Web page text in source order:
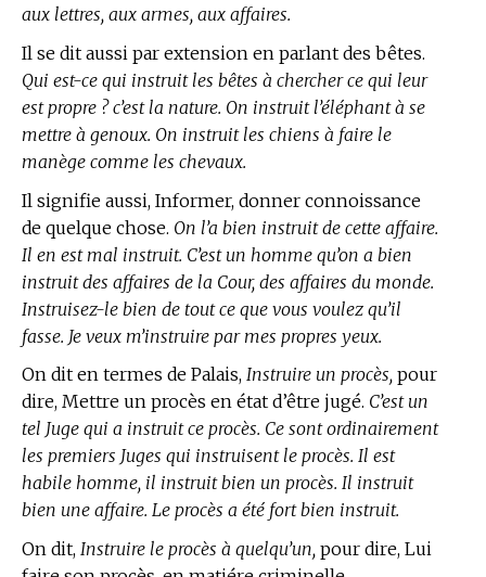
aux lettres, aux armes, aux affaires.
Il se dit aussi par extension en parlant des bêtes.
Qui est-ce qui instruit les bêtes à chercher ce qui leur
est propre ? c’est la nature. On instruit l’éléphant à se
mettre à genoux. On instruit les chiens à faire le
manège comme les chevaux.
Il signifie aussi, Informer, donner connoissance
de quelque chose. On l’a bien instruit de cette affaire.
Il en est mal instruit. C’est un homme qu’on a bien
instruit des affaires de la Cour, des affaires du monde.
Instruisez-le bien de tout ce que vous voulez qu’il
fasse. Je veux m’instruire par mes propres yeux.
On dit en termes de Palais, Instruire un procès, pour
dire, Mettre un procès en état d’être jugé. C’est un
tel Juge qui a instruit ce procès. Ce sont ordinairement
les premiers Juges qui instruisent le procès. Il est
habile homme, il instruit bien un procès. Il instruit
bien une affaire. Le procès a été fort bien instruit.
On dit, Instruire le procès à quelqu’un, pour dire, Lui